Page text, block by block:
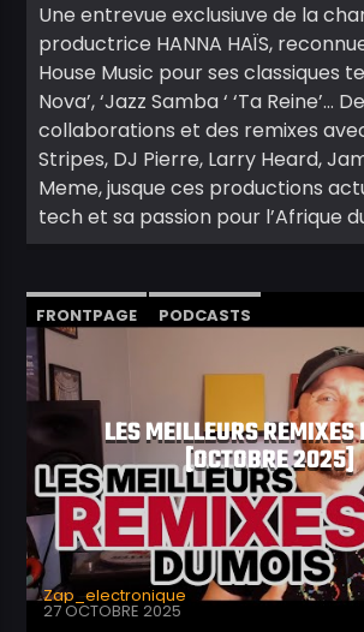
Une entrevue exclusiuve de la
productrice HANNA HAÏS,
House Music pour ses classiques
Nova’, ‘Jazz Samba ‘ ‘Ta Reine’…
collaborations et des remixes
Stripes, DJ Pierre, Larry Heard,
Meme, jusque ces productions
tech et sa passion pour l’Afrique
FRONTPAGE
PODCASTS
TOPS & CLASSEMENTS
VIDÉOS
LES MEILLEURS REMIXES
[OCTOBRE 2025]
Zap_electronique
27 OCTOBRE 2025